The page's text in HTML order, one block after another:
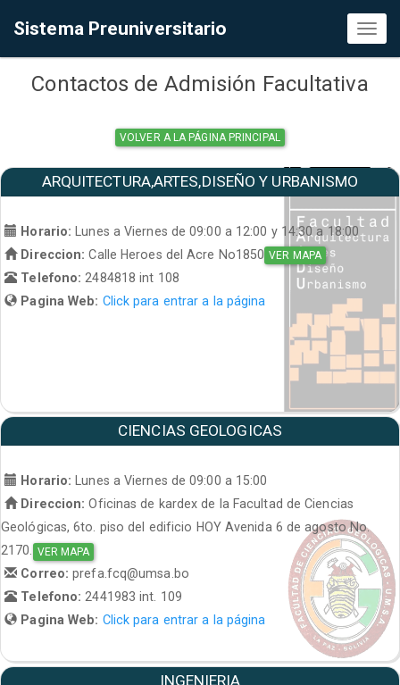
Sistema Preuniversitario
Contactos de Admisión Facultativa
VOLVER A LA PÁGINA PRINCIPAL
ARQUITECTURA,ARTES,DISEÑO Y URBANISMO
Horario:
Lunes a Viernes de 09:00 a 12:00 y 14:30 a 18:00
Direccion: Calle Heroes del Acre No1850 VER MAPA
Telefono: 2484818 int 108
Pagina Web: Click para entrar a la página
CIENCIAS GEOLOGICAS
Horario: Lunes a Viernes de 09:00 a 15:00
Direccion: Oficinas de kardex de la Facultad de Ciencias
Geológicas, 6to. piso del edificio HOY Avenida 6 de agosto No.
2170. VER MAPA
Correo:prefa.fcq@umsa.bo
Telefono:2441983 int. 109
Pagina Web: Click para entrar a la página
INGENIERIA